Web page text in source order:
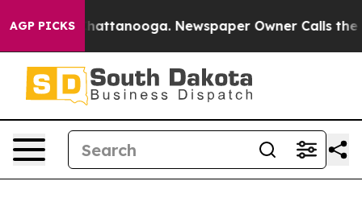
AGP PICKS
in Chattanooga. Newspaper Owner Calls the